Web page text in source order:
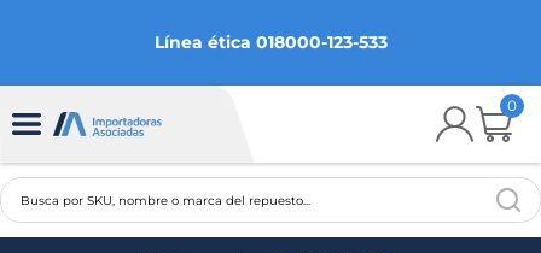
Línea ética 018000-123-533
0
Busca por SKU, nombre o marca del repuesto...